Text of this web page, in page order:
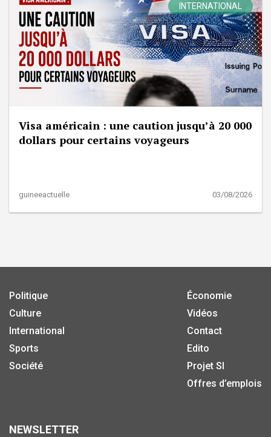
INTERNATIONAL
Visa américain : une caution jusqu’à 20 000
dollars pour certains voyageurs
guineeactuelle 03/08/2026
Politique
Culture
International
Sports
Société
Économie
Vidéos
Contact
Edito
Projet SI
Offres d’emplois
NEWSLETTER